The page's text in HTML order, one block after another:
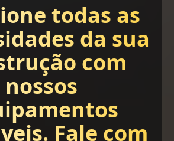
todas as
da sua
com
nossos
Fale com